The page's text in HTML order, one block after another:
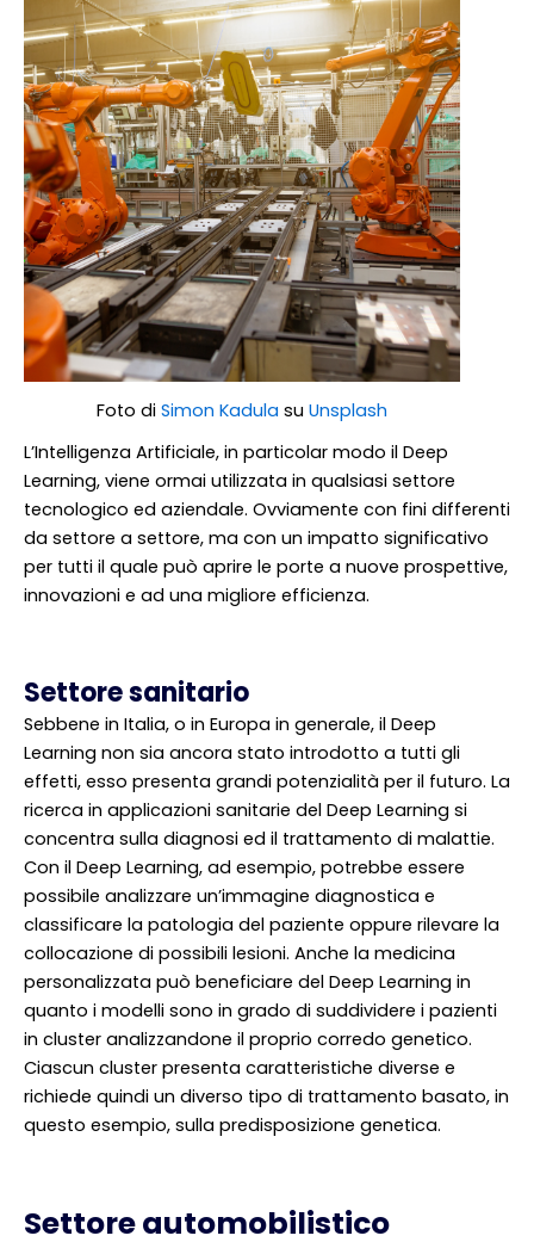
Foto di Simon Kadula su Unsplash
L’Intelligenza Artificiale, in particolar modo il Deep
Learning, viene ormai utilizzata in qualsiasi settore
tecnologico ed aziendale. Ovviamente con fini differenti
da settore a settore, ma con un impatto significativo
per tutti il quale può aprire le porte a nuove prospettive,
innovazioni e ad una migliore efficienza.
Settore sanitario
Sebbene in Italia, o in Europa in generale, il Deep
Learning non sia ancora stato introdotto a tutti gli
effetti, esso presenta grandi potenzialità per il futuro. La
ricerca in applicazioni sanitarie del Deep Learning si
concentra sulla diagnosi ed il trattamento di malattie.
Con il Deep Learning, ad esempio, potrebbe essere
possibile analizzare un’immagine diagnostica e
classificare la patologia del paziente oppure rilevare la
collocazione di possibili lesioni. Anche la medicina
personalizzata può beneficiare del Deep Learning in
quanto i modelli sono in grado di suddividere i pazienti
in cluster analizzandone il proprio corredo genetico.
Ciascun cluster presenta caratteristiche diverse e
richiede quindi un diverso tipo di trattamento basato, in
questo esempio, sulla predisposizione genetica.
Settore automobilistico